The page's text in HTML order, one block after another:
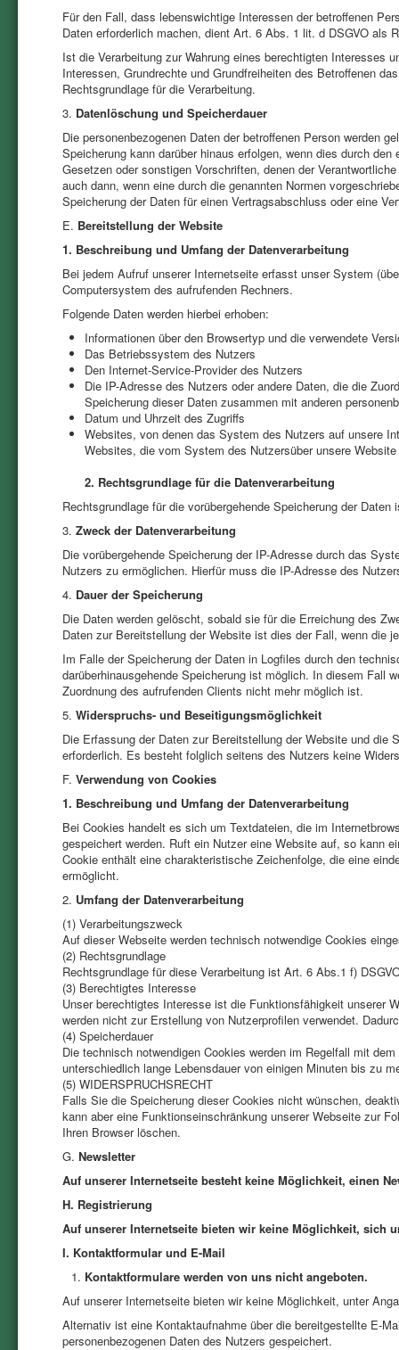
Für den Fall, dass lebenswichtige Interessen der betroffenen
Daten erforderlich machen, dient Art. 6 Abs. 1 lit. d DSGVO als
Ist die Verarbeitung zur Wahrung eines berechtigten Interesses
Interessen, Grundrechte und Grundfreiheiten des Betroffenen
Rechtsgrundlage für die Verarbeitung.
3. Datenlöschung und Speicherdauer
Die personenbezogenen Daten der betroffenen Person werden
Speicherung kann darüber hinaus erfolgen, wenn dies durch
Gesetzen oder sonstigen Vorschriften, denen der
auch dann, wenn eine durch die genannten Normen
Speicherung der Daten für einen Vertragsabschluss oder eine
E. Bereitstellung der Website
1. Beschreibung und Umfang der Datenverarbeitung
Bei jedem Aufruf unserer Internetseite erfasst unser System
Computersystem des aufrufenden Rechners.
Folgende Daten werden hierbei erhoben:
Informationen über den Browsertyp und die verwendete
Das Betriebssystem des Nutzers
Den Internet-Service-Provider des Nutzers
Die IP-Adresse des Nutzers oder andere Daten, die die
Speicherung dieser Daten zusammen mit anderen
Datum und Uhrzeit des Zugriffs
Websites, von denen das System des Nutzers auf unsere
Websites, die vom System des Nutzersüber unsere
2. Rechtsgrundlage für die Datenverarbeitung
Rechtsgrundlage für die vorübergehende Speicherung der
3. Zweck der Datenverarbeitung
Die vorübergehende Speicherung der IP-Adresse durch das
Nutzers zu ermöglichen. Hierfür muss die IP-Adresse des
4. Dauer der Speicherung
Die Daten werden gelöscht, sobald sie für die Erreichung des
Daten zur Bereitstellung der Website ist dies der Fall, wenn die
Im Falle der Speicherung der Daten in Logfiles durch den
darüberhinausgehende Speicherung ist möglich. In diesem Fall
Zuordnung des aufrufenden Clients nicht mehr möglich ist.
5. Widerspruchs- und Beseitigungsmöglichkeit
Die Erfassung der Daten zur Bereitstellung der Website und
erforderlich. Es besteht folglich seitens des Nutzers keine
F. Verwendung von Cookies
1. Beschreibung und Umfang der Datenverarbeitung
Bei Cookies handelt es sich um Textdateien, die im
gespeichert werden. Ruft ein Nutzer eine Website auf, so kann
Cookie enthält eine charakteristische Zeichenfolge, die eine
ermöglicht.
2. Umfang der Datenverarbeitung
(1) Verarbeitungszweck
Auf dieser Webseite werden technisch notwendige Cookies
(2) Rechtsgrundlage
Rechtsgrundlage für diese Verarbeitung ist Art. 6 Abs.1 f)
(3) Berechtigtes Interesse
Unser berechtigtes Interesse ist die Funktionsfähigkeit unserer
werden nicht zur Erstellung von Nutzerprofilen verwendet.
(4) Speicherdauer
Die technisch notwendigen Cookies werden im Regelfall mit
unterschiedlich lange Lebensdauer von einigen Minuten bis zu
(5) WIDERSPRUCHSRECHT
Falls Sie die Speicherung dieser Cookies nicht wünschen,
kann aber eine Funktionseinschränkung unserer Webseite zur
Ihren Browser löschen.
G. Newsletter
Auf unserer Internetseite besteht keine Möglichkeit, einen
H. Registrierung
Auf unserer Internetseite bieten wir keine Möglichkeit, sich
I. Kontaktformular und E-Mail
Kontaktformulare werden von uns nicht angeboten.
Auf unserer Internetseite bieten wir keine Möglichkeit, unter
Alternativ ist eine Kontaktaufnahme über die bereitgestellte E-
personenbezogenen Daten des Nutzers gespeichert.